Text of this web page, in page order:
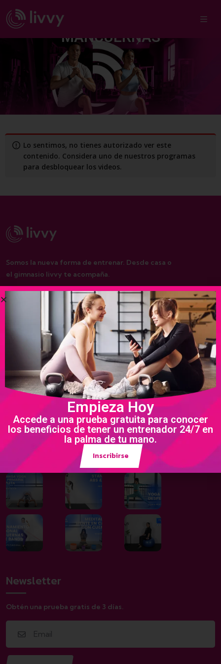
PILATES CON FIT BALL &
MANCUERNAS
Lo sentimos, no tienes autorizado ver este
contenido. Considera uno de nuestros programas
para desbloquear los videos.
Somos la nueva forma de entrenar. Desde casa o
el gimnasio livvy te acompaña.
De interés
Nosotros
Programas
Política de privacidad
Términos y condiciones
Galería
Newsletter
Obtén una prueba gratis de 3 días.
Empieza Hoy
Accede a una prueba gratuita para conocer
los beneficios de tener un entrenador 24/7 en
la palma de tu mano.
Inscribirse